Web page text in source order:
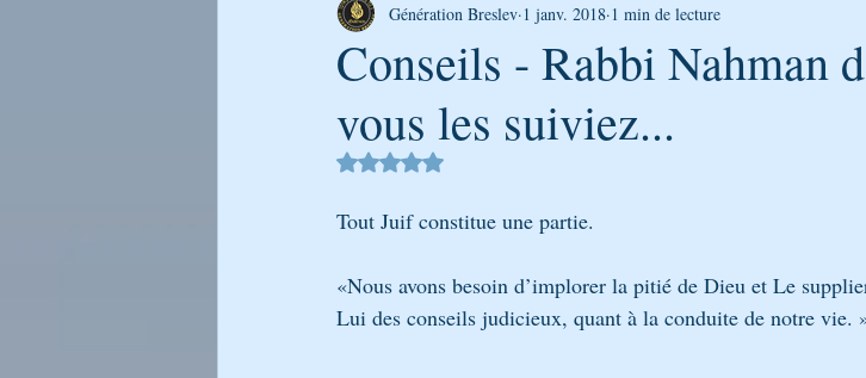
Actualités Breslev L'univers de Breslev SONDAGE
Ma journée avec Rabenou - Etude jou QUOI DE NEUF A OUMAN
LE PODCAST DE GÉNÉRATION BRESLEV
Conseils - Rabbi Nahman
vous les suiviez...
Génération Breslev 1 janv. 2018 1 min de lecture
Noté NaN étoiles sur 5.
Tout Juif constitue une partie.
«Nous avons besoin d’implorer la pitié de Dieu et Le
Lui des conseils judicieux, quant à la conduite de notre vie.